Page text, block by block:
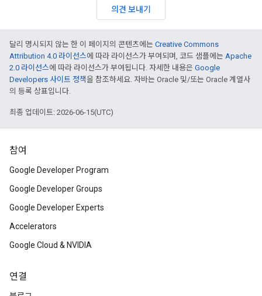
의견 보내기
달리 명시되지 않는 한 이 페이지의 콘텐츠에는 Creative Commons
Attribution 4.0 라이선스에 따라 라이선스가 부여되며, 코드 샘플에는 Apache
2.0 라이선스에 따라 라이선스가 부여됩니다. 자세한 내용은 Google
Developers 사이트 정책을 참조하세요. 자바는 Oracle 및/또는 Oracle 계열사
의 등록 상표입니다.
최종 업데이트: 2026-06-15(UTC)
참여
Google Developer Program
Google Developer Groups
Google Developer Experts
Accelerators
Google Cloud & NVIDIA
연결